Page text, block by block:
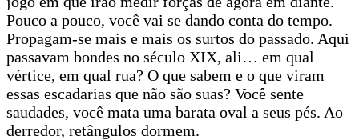
Pouco a pouco, você vai se dando conta do tempo.
Propagam-se mais e mais os surtos do passado. Aqui
passavam bondes no século XIX, ali… em qual
vértice, em qual rua? O que sabem e o que viram
essas escadarias que não são suas? Você sente
saudades, você mata uma barata oval a seus pés. Ao
derredor, retângulos dormem.